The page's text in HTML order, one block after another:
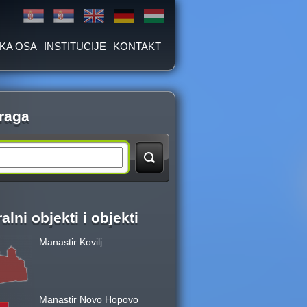
OSA INSTITUCIJE KONTAKT
objekti i objekti
Manastir Kovilj
Manastir Novo Hopovo